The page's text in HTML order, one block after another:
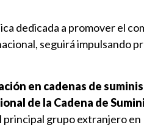
dedicada a promover el
seguirá impulsando
en cadenas de
de la Cadena de
principal grupo extranjero en